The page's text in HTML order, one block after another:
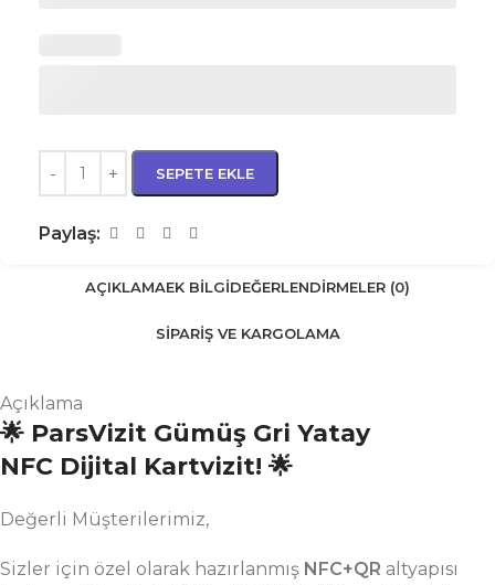
SEPETE EKLE
Paylaş:
AÇIKLAMAEK BILGIDEĞERLENDIRMELER (0)
SIPARIŞ VE KARGOLAMA
Açıklama
🌟 ParsVizit Gümüş Gri Yatay
NFC Dijital Kartvizit! 🌟
Değerli Müşterilerimiz,
Sizler için özel olarak hazırlanmış NFC+QR altyapısı